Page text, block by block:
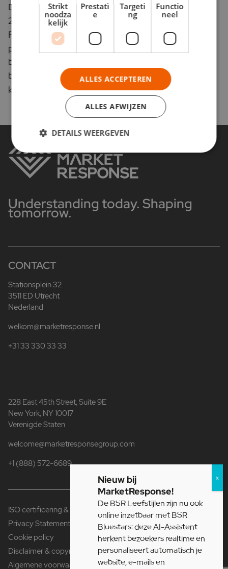
De uitreiking van de ‘PIM Marketing Literatuur Prijs
2019’ vindt op dinsdag 26 november 2019 plaats in
RAI Amsterdam. Voorafgaand aan de uitreiking
presenteren de auteurs de ideeën die zij hebben
beschreven in hun boeken aan het publiek. De
bijeenkomst begint om 17.30u. Belangstellenden
kunnen zich
aanmelden via de website van PIM
Understanding today. Shaping
tomorrow.
CONTACT
Stationsplein 32
3511 ED Utrecht
Nederland
welkom@marketresponse.nl
+31 33 330 33 33
228 East 45th Street, Suite 9E
New York, NY 10017
Verenigde Staten
welcome@marketresponsegroup.com
+1 (888) 572-6689
ISO certificering & Fair Data
Privacy Statement
Cookie policy
Disclaimer & copyright
Algemene voorwaarden
Nieuw bij
MarketResponse!
De BSR Leefstijlen zijn nu ook
online inzetbaar met BSR
Bluestars: deze AI-Assistent
herkent bezoekers realtime en
personaliseert automatisch je
website, e-mails en
Strikt
noodza
kelijk
Prestati
e
Targeti
ng
Functio
neel
ALLES ACCEPTEREN
ALLES AFWIJZEN
DETAILS WEERGEVEN